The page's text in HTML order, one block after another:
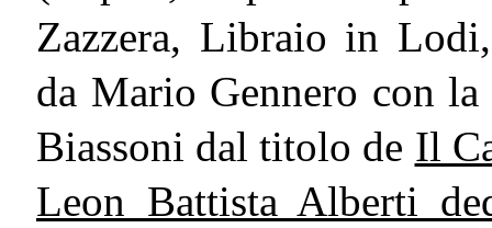
Zazzera, Libraio in
da Mario Gennero con
Biassoni dal titolo de Il
Leon Battista Alberti